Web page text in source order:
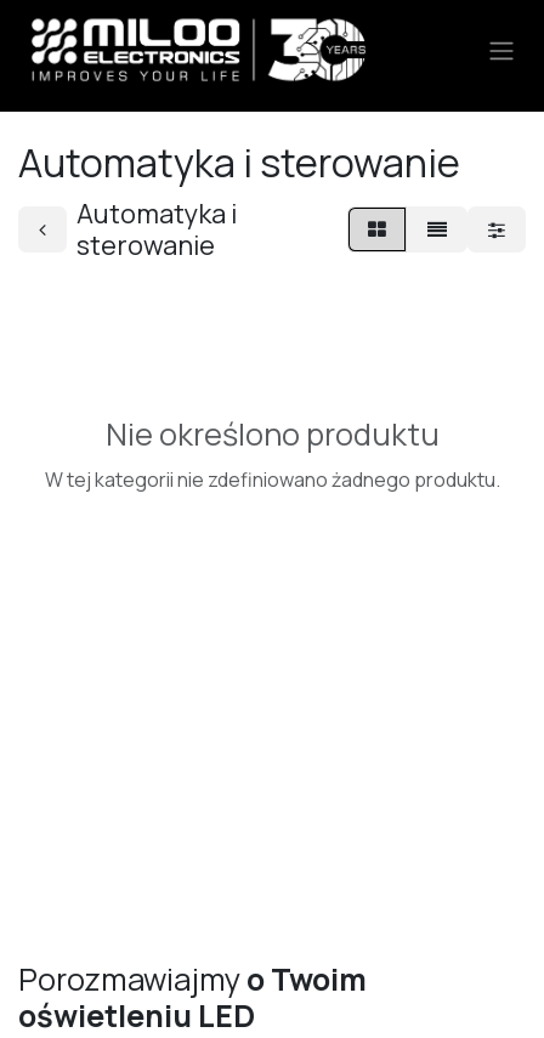
Skip to Content
Automatyka i sterowanie
Automatyka i
sterowanie
Nie określono produktu
W tej kategorii nie zdefiniowano żadnego produktu.
Porozmawiajmyo Twoim
oświetleniu LED